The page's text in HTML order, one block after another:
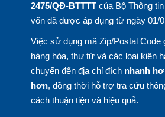
2475/QĐ-BTTTTcủa Bộ Thông
vốn đã được áp dụng từ ngày 01/
Việc sử dụng mã Zip/Postal Code
hàng hóa, thư từ và các loại kiện
chuyển đến địa chỉ đích nhanh
hơn, đồng thời hỗ trợ tra cứu
cách thuận tiện và hiệu quả.